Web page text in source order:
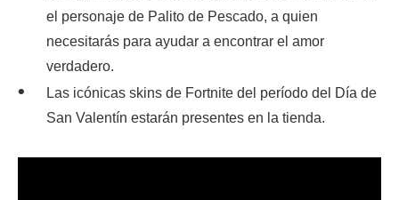
el personaje de Palito de Pescado, a quien
necesitarás para ayudar a encontrar el amor
verdadero.
Las icónicas skins de Fortnite del período del Día de
San Valentín estarán presentes en la tienda.